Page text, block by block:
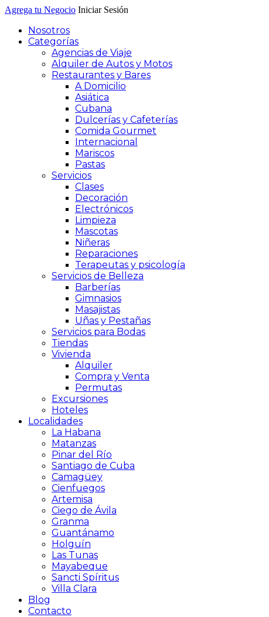
Agrega tu Negocio Iniciar Sesión
Nosotros
Categorías
Agencias de Viaje
Alquiler de Autos y Motos
Restaurantes y Bares
A Domicilio
Asiática
Cubana
Dulcerías y Cafeterías
Comida Gourmet
Internacional
Mariscos
Pastas
Servicios
Clases
Decoración
Electrónicos
Limpieza
Mascotas
Niñeras
Reparaciones
Terapeutas y psicología
Servicios de Belleza
Barberías
Gimnasios
Masajistas
Uñas y Pestañas
Servicios para Bodas
Tiendas
Vivienda
Alquiler
Compra y Venta
Permutas
Excursiones
Hoteles
Localidades
La Habana
Matanzas
Pinar del Río
Santiago de Cuba
Camagüey
Cienfuegos
Artemisa
Ciego de Ávila
Granma
Guantánamo
Holguín
Las Tunas
Mayabeque
Sancti Spíritus
Villa Clara
Blog
Contacto